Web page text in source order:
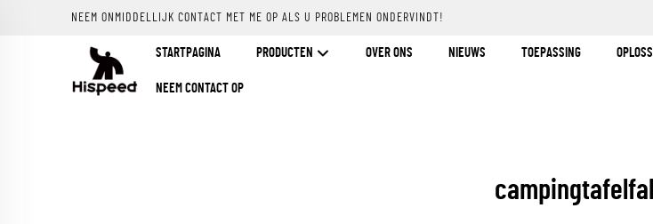
NEEM ONMIDDELLIJK CONTACT MET ME OP ALS U PROBLEMEN ONDERVINDT!
STARTPAGINA PRODUCTEN OVER ONS NIEUWS TOEPASSING
NEEM CONTACT OP